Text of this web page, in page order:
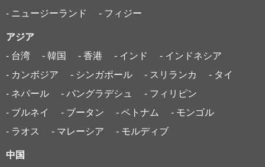
- ニュージーランド
- フィジー
アジア
- 台湾
- 韓国 - 香港 - インド
- インドネシア
- カンボジア
- シンガポール - スリランカ
- タイ
- ネパール
- バングラデシュ
- フィリピン
- ブルネイ
- ブータン - ベトナム
- モンゴル
- ラオス
- マレーシア - モルディブ
中国